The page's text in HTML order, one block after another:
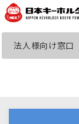
法人様向け窓口